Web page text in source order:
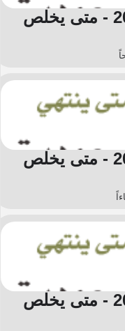
متى ينتهي الشتاء 2025 - متى يخلص
متى ينتهي الشتاء 2024 - متى يخلص
متى ينتهي الشتاء 2023 - متى يخلص